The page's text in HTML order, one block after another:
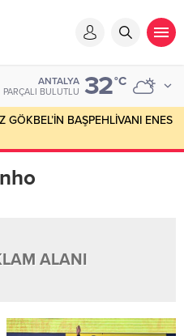
ANTALYA
PARÇALI BULUTLU 32°C
GÖKBEL’İN BAŞPEHLİVANI ENES
ALANI